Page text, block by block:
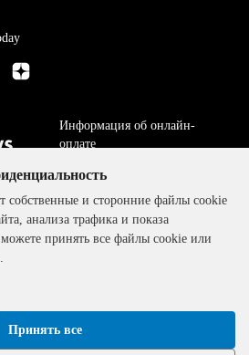
Информация об онлайн-
оплате
ДОГОВОР-ОФЕРТА
Политика
конфиденциальности
собственные и сторонние файлы cookie
анализа трафика и показа
принять все файлы cookie или
Принять все